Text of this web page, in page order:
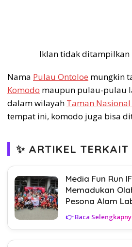
Iklan tidak ditampilkan
Nama Pulau Ontoloe mungkin
Komodo maupun pulau-pulau
dalam wilayah Taman
tempat ini, komodo juga bisa
✨ ARTIKEL TERKAIT
Media Fun Run
Memadukan
Pesona Alam
👉 Baca